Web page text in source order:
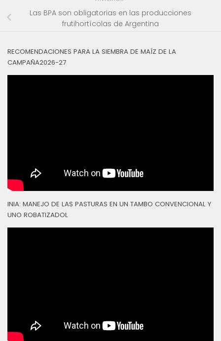
Las BPA son obligatorias en las producciones
frutihortícolas de Argentina
RECOMENDACIONES PARA LA SIEMBRA DE MAÍZ DE LA
CAMPAÑA2026-27
INIA: MANEJO DE LAS PASTURAS EN UN TAMBO CONVENCIONAL Y
UNO ROBATIZADOL